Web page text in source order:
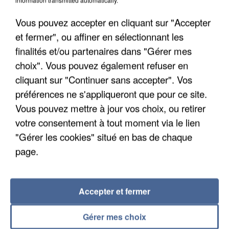
LES DONNÉES DE 300 000 CLIENTS DÉROBÉES À
INTERMARCHÉ APRÈS UNE...
Vous pouvez accepter en cliquant sur "Accepter
et fermer", ou affiner en sélectionnant les
finalités et/ou partenaires dans "Gérer mes
choix". Vous pouvez également refuser en
cliquant sur "Continuer sans accepter". Vos
préférences ne s'appliqueront que pour ce site.
Vous pouvez mettre à jour vos choix, ou retirer
votre consentement à tout moment via le lien
"Gérer les cookies" situé en bas de chaque
page.
Gérer mes choix
Accepter et fermer